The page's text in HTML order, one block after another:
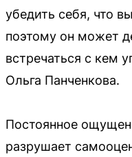
убедить себя, что
поэтому он может
встречаться с кем
Ольга Панченкова.
Постоянное
разрушает